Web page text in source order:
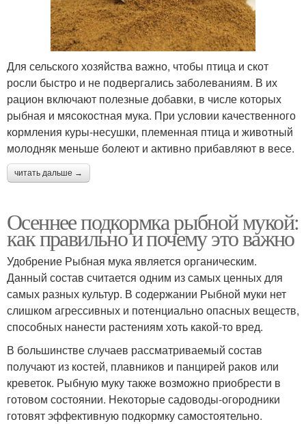
Для сельского хозяйства важно, чтобы птица и скот
росли быстро и не подвергались заболеваниям. В их
рацион включают полезные добавки, в числе которых
рыбная и мясокостная мука. При условии качественного
кормления куры-несушки, племенная птица и животный
молодняк меньше болеют и активно прибавляют в весе.
читать дальше →
Осеннее подкормка рыбной мукой:
как правильно и почему это важно
Удобрение Рыбная мука является органическим.
Данный состав считается одним из самых ценных для
самых разных культур. В содержании Рыбной муки нет
слишком агрессивных и потенциально опасных веществ,
способных нанести растениям хоть какой-то вред.
В большинстве случаев рассматриваемый состав
получают из костей, плавников и панцирей раков или
креветок. Рыбную муку также возможно приобрести в
готовом состоянии. Некоторые садоводы-огородники
готовят эффективную подкормку самостоятельно.